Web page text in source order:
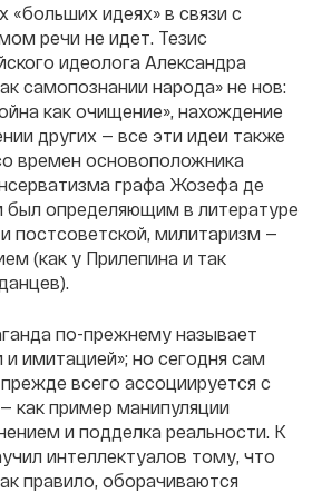
«больших идеях» в связи с
речи не идет. Тезис
идеолога Александра
самопознании народа» не нов:
как очищение», нахождение
других — все эти идеи также
времен основоположника
графа Жозефа де
был определяющим в литературе
постсоветской, милитаризм —
(как у Прилепина и так
по-прежнему называет
и имитацией»; но сегодня сам
всего ассоциируется с
как пример манипуляции
и подделка реальности. К
интеллектуалов тому, что
правило, оборачиваются